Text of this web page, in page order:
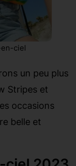
ciel
un peu plus
Stripes et
occasions
belle et